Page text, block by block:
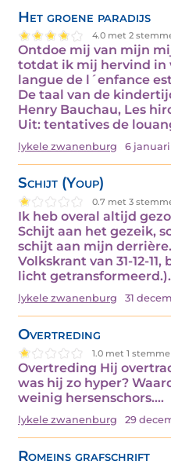
Het groene paradijs
4.0 met 2
Ontdoe mij van mijn
totdat ik mij hervind in
langue de l´enfance
De taal van de
Henry Bauchau, Les
Uit: tentatives de
lykele zwanenburg 6 januari
Schijt (Youp)
0.7 met 3
Ik heb overal altijd
Schijt aan het gezeik,
schijt aan mijn
Volkskrant van 31-12-
licht
lykele zwanenburg 31
Overtreding
1.0 met 1
Overtreding Hij
was hij zo hyper?
weinig hersenschors.…
lykele zwanenburg 29
Romeins grafschrift